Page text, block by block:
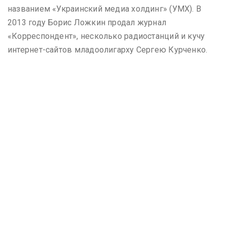
названием «Украинский медиа холдинг» (УМХ). В
2013 году Борис Ложкин продал журнал
«Корреспондент», несколько радиостанций и кучу
интернет-сайтов младоолигарху Сергею Курченко.